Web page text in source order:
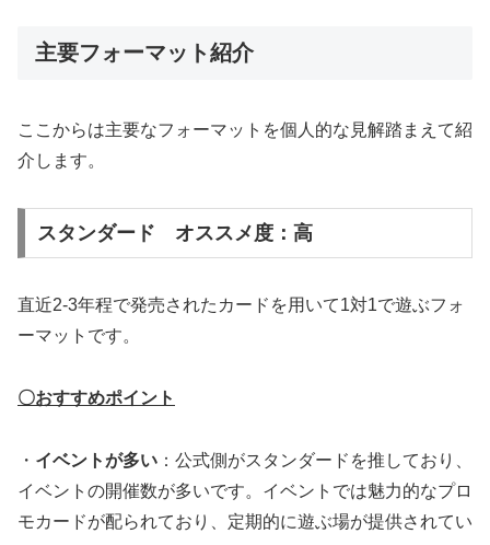
主要フォーマット紹介
ここからは主要なフォーマットを個人的な見解踏まえて紹
介します。
スタンダード オススメ度：高
直近2-3年程で発売されたカードを用いて1対1で遊ぶフォ
ーマットです。
〇おすすめポイント
・ イベントが多い ：公式側がスタンダードを推しており、
イベントの開催数が多いです。イベントでは魅力的なプロ
モカードが配られており、定期的に遊ぶ場が提供されてい